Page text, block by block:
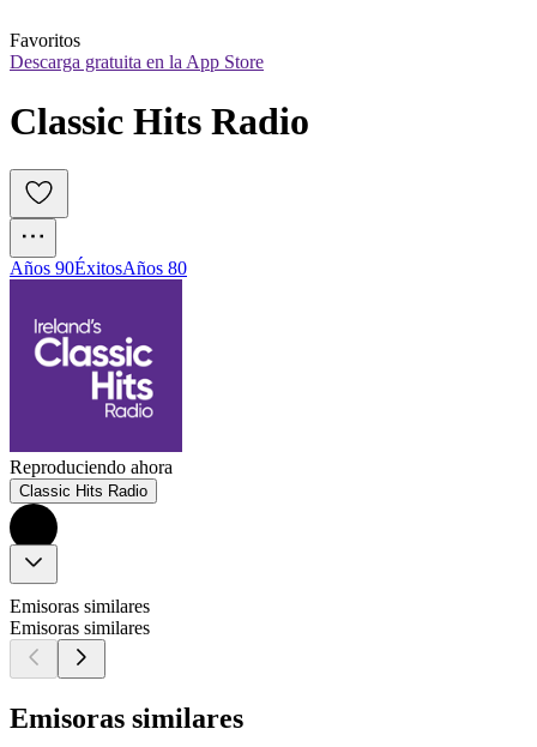
Favoritos
Descarga gratuita en la App Store
Classic Hits Radio
Años 90ÉxitosAños 80
Reproduciendo ahora
Classic Hits Radio
Emisoras similares
Emisoras similares
Emisoras similares